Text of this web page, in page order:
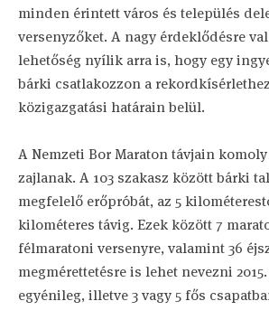
minden érintett város és település
versenyzőket. A nagy érdeklődésre
lehetőség nyílik arra is, hogy egy
bárki csatlakozzon a
közigazgatási határain belül.
A Nemzeti Bor Maraton távjain
zajlanak. A 103 szakasz között bárki
megfelelő erőpróbát, az 5
kilométeres távig. Ezek között 7
félmaratoni versenyre, valamint 36
megmérettetésre is lehet nevezni
egyénileg, illetve 3 vagy 5 fős